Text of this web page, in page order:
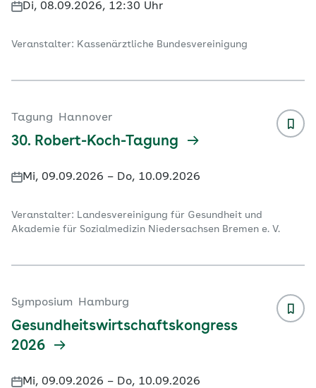
Di, 08.09.2026, 12:30 Uhr
Veranstalter: Kassenärztliche Bundesvereinigung
Tagung Hannover
30. Robert-Koch-Tagung
Mi, 09.09.2026 – Do, 10.09.2026
Veranstalter: Landesvereinigung für Gesundheit und
Akademie für Sozialmedizin Niedersachsen Bremen e. V.
Symposium Hamburg
Gesundheitswirtschaftskongress
2026
Mi, 09.09.2026 – Do, 10.09.2026